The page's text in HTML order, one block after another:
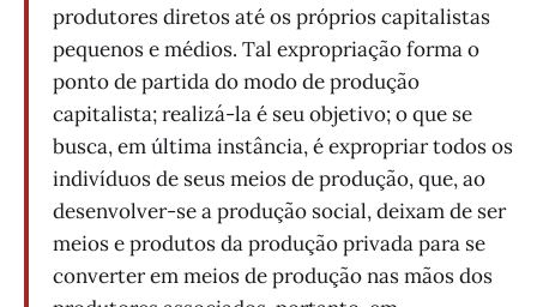
produtores diretos até os próprios capitalistas
pequenos e médios. Tal expropriação forma o
ponto de partida do modo de produção
capitalista; realizá-la é seu objetivo; o que se
busca, em última instância, é expropriar todos os
indivíduos de seus meios de produção, que, ao
desenvolver-se a produção social, deixam de ser
meios e produtos da produção privada para se
converter em meios de produção nas mãos dos